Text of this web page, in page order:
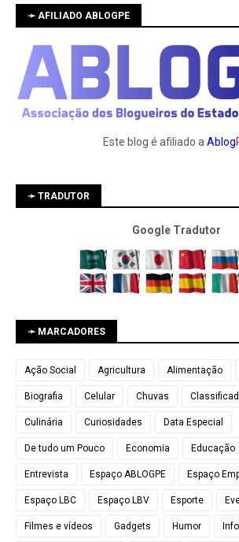
➛ AFILIADO ABLOGPE
Este blog é afiliado a Ablog
➛ TRADUTOR
Google Tradutor
➛ MARCADORES
Ação Social Agricultura Alimentação
Biografia Celular Chuvas
Culinária Curiosidades Data Especial
De tudo um Pouco Economia Educação
Entrevista Espaço ABLOGPE Espaço
Espaço LBC Espaço LBV Esporte
Filmes e vídeos Gadgets Humor